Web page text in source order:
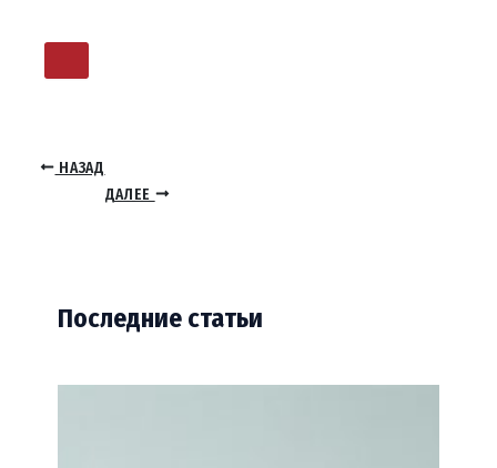
НАЗАД
ДАЛЕЕ
Последние статьи